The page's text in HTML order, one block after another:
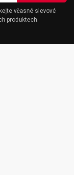
včasné slevové
produktech.